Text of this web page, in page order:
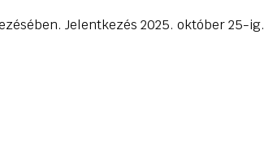
Jelentkezés 2025. október 25-ig.